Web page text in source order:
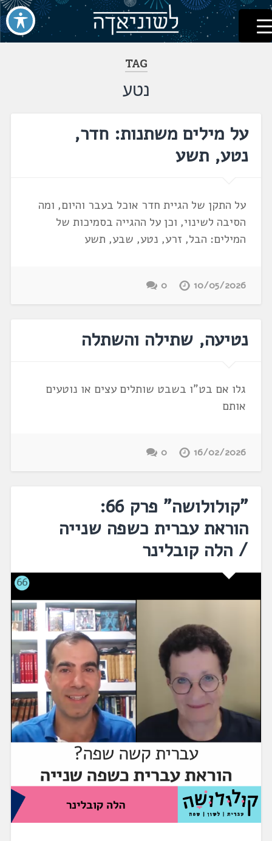
דלג
לתוכן
לשוניאדה
עברית. לשון. שפה
TAG
נטע
על מילים משתנות: חדר,
נטע, תשע
על התקן של הגיית חדר אוכל בעבר והיום, ומה
הסיבה לשינוי, וכן על ההגייה בסמיכות של
המילים: הבל, זרע, נטע, שבע, תשע
10/05/2026
0
נטיעה, שתילה והשתלה
גלו אם בט"ו בשבט שותלים עצים או נוטעים
אותם
16/02/2026
0
"קולולושה" פרק 66:
הוראת עברית כשפה שנייה
/ הלה קובלינר